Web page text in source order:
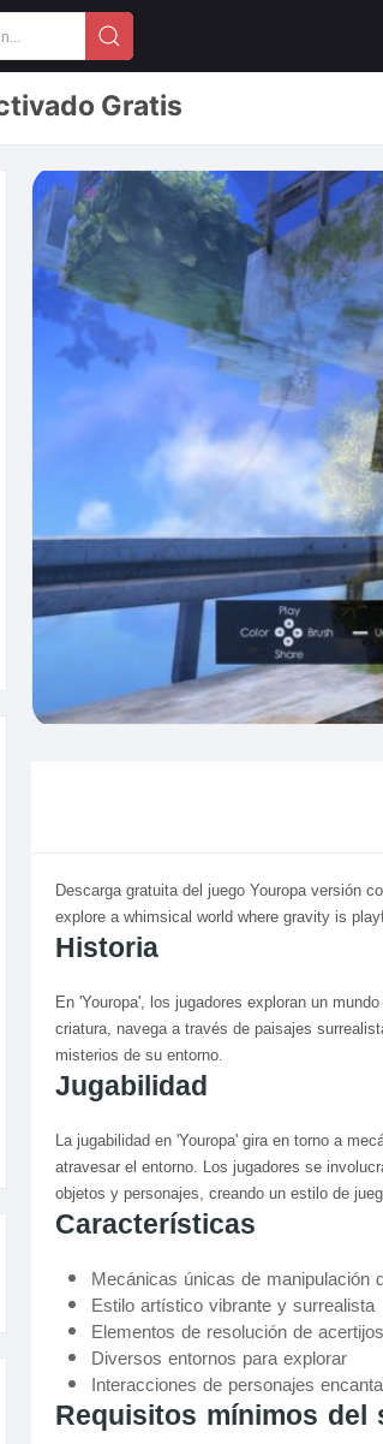
Gratis
Descarga gratuita del juego Youropa versión
explore a whimsical world where gravity is
Historia
En 'Youropa', los jugadores exploran un
criatura, navega a través de paisajes
misterios de su entorno.
Jugabilidad
La jugabilidad en 'Youropa' gira en torno a
atravesar el entorno. Los jugadores se
objetos y personajes, creando un estilo de
Características
Mecánicas únicas de manipulación
Estilo artístico vibrante y surrealista
Elementos de resolución de
Diversos entornos para explorar
Interacciones de personajes
Requisitos mínimos del